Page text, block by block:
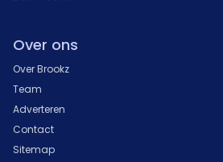
Over ons
Over Brookz
Team
Adverteren
Contact
Sitemap